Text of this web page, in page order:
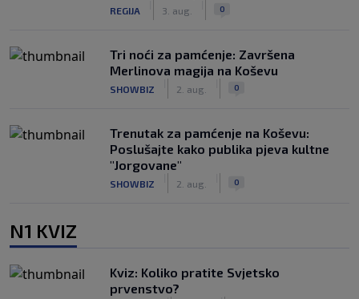
REGIJA 3. aug. 0
Tri noći za pamćenje: Završena
Merlinova magija na Koševu
SHOWBIZ 2. aug. 0
Trenutak za pamćenje na Koševu:
Poslušajte kako publika pjeva kultne
"Jorgovane"
SHOWBIZ 2. aug. 0
N1 KVIZ
Kviz: Koliko pratite Svjetsko
prvenstvo?